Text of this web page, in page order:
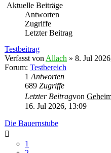
Aktuelle Beiträge
Antworten
Zugriffe
Letzter Beitrag
Testbeitrag
Verfasst von Allach » 8. Jul
Forum: Testbereich
1 Antworten
689 Zugriffe
Letzter Beitragvon
16. Jul 2026, 13:09
Die Bauernstube
1